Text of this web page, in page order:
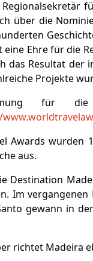
über die
eine Ehre für die
das Resultat
Projekte
für
Awards wurden
aus.
Destination
Im
gewann in
richtet Madeira